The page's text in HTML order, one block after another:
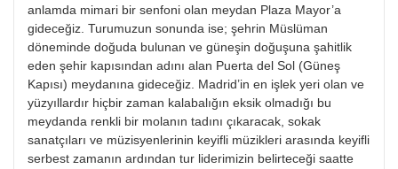
anlamda mimari bir senfoni olan meydan Plaza Mayor’a
gideceğiz. Turumuzun sonunda ise; şehrin Müslüman
döneminde doğuda bulunan ve güneşin doğuşuna şahitlik
eden şehir kapısından adını alan Puerta del Sol (Güneş
Kapısı) meydanına gideceğiz. Madrid’in en işlek yeri olan ve
yüzyıllardır hiçbir zaman kalabalığın eksik olmadığı bu
meydanda renkli bir molanın tadını çıkaracak, sokak
sanatçıları ve müzisyenlerinin keyifli müzikleri arasında keyifli
serbest zamanın ardından tur liderimizin belirteceği saatte